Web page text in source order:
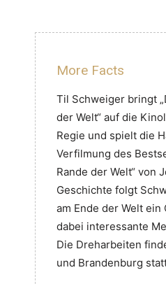
More Facts
Til Schweiger bringt
der Welt“ auf die
Regie und spielt die
Verfilmung des
Rande der Welt“ von
Geschichte folgt
am Ende der Welt
dabei interessante
Die Dreharbeiten
und Brandenburg